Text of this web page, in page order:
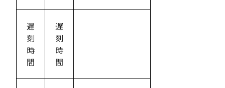
遅
刻
時
間
遅
刻
時
間